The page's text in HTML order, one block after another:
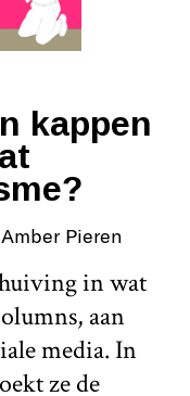
kappen
Amber Pieren
in wat
aan
media. In
ze de